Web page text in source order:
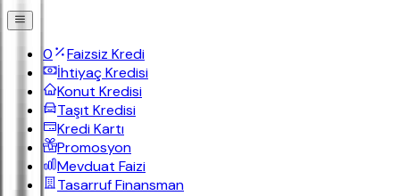
0
Faizsiz Kredi
İhtiyaç Kredisi
Konut Kredisi
Taşıt Kredisi
Kredi Kartı
Promosyon
Mevduat Faizi
Tasarruf Finansman